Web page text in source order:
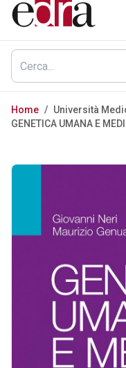
Home / Università
GENETICA UMANA E